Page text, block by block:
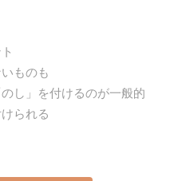
ものも
し」を付けるのが一般的
られる